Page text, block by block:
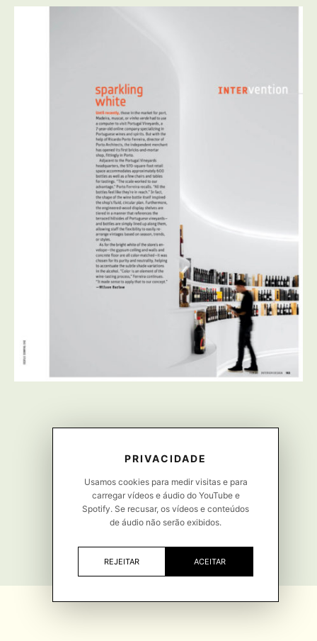
PRIVACIDADE
Usamos cookies para medir visitas e para
carregar vídeos e áudio do YouTube e
Spotify. Se recusar, os vídeos e conteúdos
de áudio não serão exibidos.
REJEITAR ACEITAR